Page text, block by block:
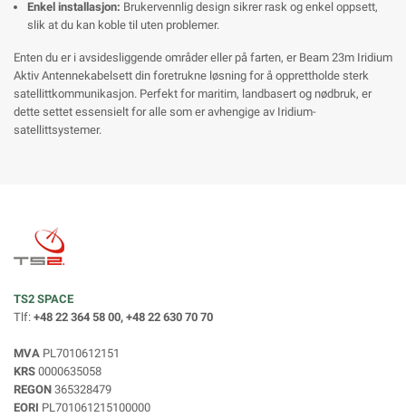
Enkel installasjon: Brukervennlig design sikrer rask og enkel oppsett,
slik at du kan koble til uten problemer.
Enten du er i avsidesliggende områder eller på farten, er Beam 23m Iridium
Aktiv Antennekabelsett din foretrukne løsning for å opprettholde sterk
satellittkommunikasjon. Perfekt for maritim, landbasert og nødbruk, er
dette settet essensielt for alle som er avhengige av Iridium-
satellittsystemer.
TS2 SPACE
Tlf: +48 22 364 58 00, +48 22 630 70 70
MVA PL7010612151
KRS 0000635058
REGON 365328479
EORI PL701061215100000